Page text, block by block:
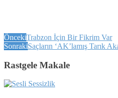
ÖncekiTrabzon İçin Bir Fikrim Var
SonrakiSaçların ‘AK’lamış Tarık
Rastgele Makale